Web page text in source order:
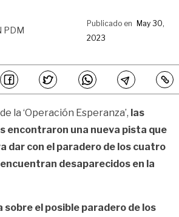
PDM
Publicado en
May 30,
2023
la ‘Operación Esperanza’, las
encontraron una nueva pista que
dar con el paradero de los cuatro
desaparecidos en la
sobre el posible paradero de los